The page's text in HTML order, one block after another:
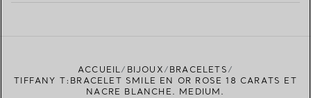
TROUVEZ LA BOUTIQUE LA PLUS PROCHE
ACCUEIL BIJOUX
BRACELETS
TIFFANY T:BRACELET SMILE EN OR ROSE 18 CARATS ET
NACRE BLANCHE. MEDIUM.